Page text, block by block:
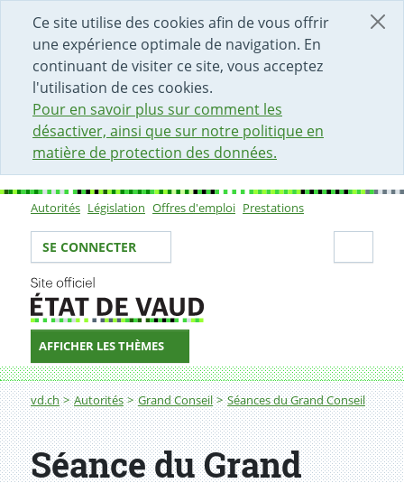
Ce site utilise des cookies afin de vous offrir
une expérience optimale de navigation. En
continuant de visiter ce site, vous acceptez
l'utilisation de ces cookies.
Pour en savoir plus sur comment les
désactiver, ainsi que sur notre politique en
matière de protection des données.
DÉBUT DU CONTENU DE LA PAGE
ACCÈS AU CHAMP DE RECHERCHE
PAGE D'ACCUEIL
FORMULAIRE DE CONTACT
Sous-navigation
Autorités Législation Offres d'emploi Prestations
Votre identité
SE CONNECTER
AFFICHER LES THÈMES
Fil d'Ariane
vd.ch Autorités Grand Conseil Séances du Grand Conseil
Séance du Grand